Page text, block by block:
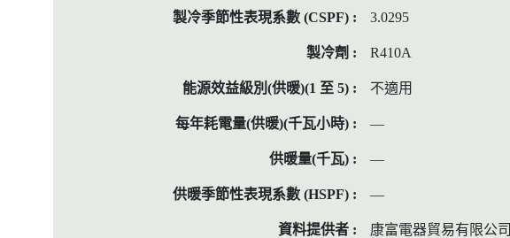
3.0295
R410A
不適用
—
—
—
康富電器貿易有限公司